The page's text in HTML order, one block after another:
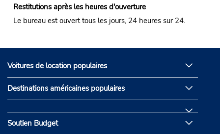
Restitutions après les heures d'ouverture
Le bureau est ouvert tous les jours, 24 heures sur 24.
Voitures de location populaires
Destinations américaines populaires
Soutien Budget